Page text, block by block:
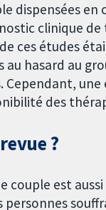
dispensées
clinique
ces études
au hasard au
Cependant,
des
?
couple est aussi